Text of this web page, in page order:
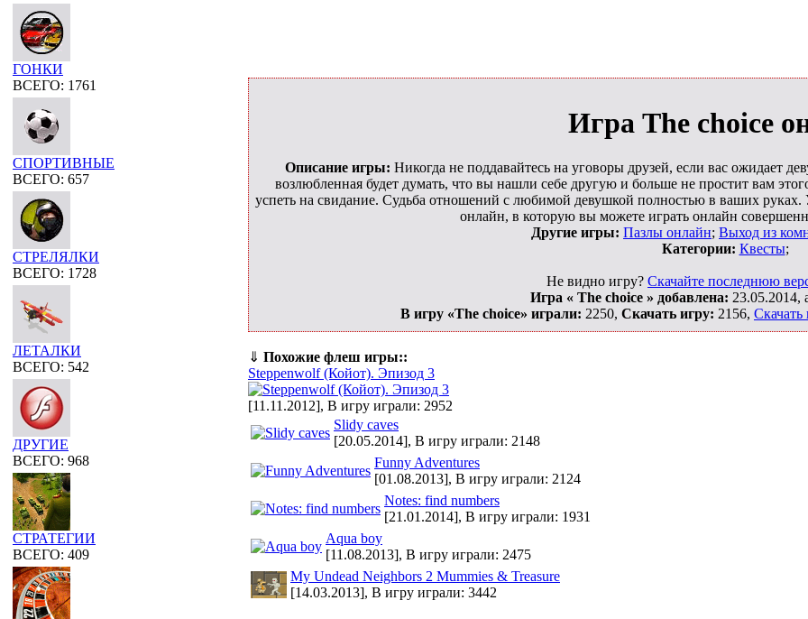
ГОНКИ
ВСЕГО: 1761
СПОРТИВНЫЕ
ВСЕГО: 657
СТРЕЛЯЛКИ
ВСЕГО: 1728
ЛЕТАЛКИ
ВСЕГО: 542
ДРУГИЕ
ВСЕГО: 968
СТРАТЕГИИ
ВСЕГО: 409
Игра The choice
Описание игры: Никогда не поддавайтесь на уговоры друзей, если вас ожидает
возлюбленная будет думать, что вы нашли себе другую и больше не простит вам
успеть на свидание. Судьба отношений с любимой девушкой полностью в ваших руках.
онлайн, в которую вы можете играть онлайн
Другие игры: Пазлы онлайн; Выход из
Категории: Квесты;
Не видно игру? Скачайте последнюю
Игра « The choice » добавлена: 23.05.2014,
В игру «The choice» играли: 2250, Скачать игру: 2156, Скачать
⇓ Похожие флеш игры::
Steppenwolf (Койот). Эпизод 3
[11.11.2012], В игру играли: 2952
Slidy caves
[20.05.2014], В игру играли: 2148
Funny Adventures
[01.08.2013], В игру играли: 2124
Notes: find numbers
[21.01.2014], В игру играли: 1931
Aqua boy
[11.08.2013], В игру играли: 2475
My Undead Neighbors 2 Mummies & Treasure
[14.03.2013], В игру играли: 3442